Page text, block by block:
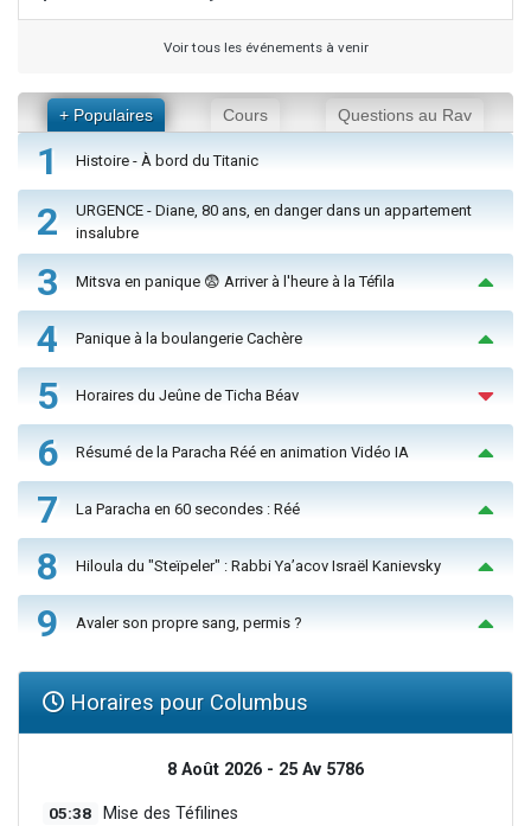
Voir tous les événements à venir
+ Populaires Cours Questions au Rav
1 Histoire - À bord du Titanic
2
URGENCE - Diane, 80 ans, en danger dans un appartement
insalubre
3 Mitsva en panique 😨 Arriver à l'heure à la Téfila
4 Panique à la boulangerie Cachère
5 Horaires du Jeûne de Ticha Béav
6 Résumé de la Paracha Réé en animation Vidéo IA
7 La Paracha en 60 secondes : Réé
8 Hiloula du "Steïpeler" : Rabbi Ya’acov Israël Kanievsky
9 Avaler son propre sang, permis ?
Horaires pour Columbus
8 Août 2026 - 25 Av 5786
05:38 Mise des Téfilines